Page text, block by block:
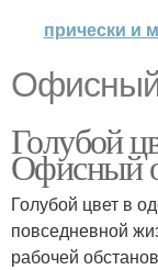
прически и
Голубой
Офисный
Голубой цвет в
повседневной
рабочей